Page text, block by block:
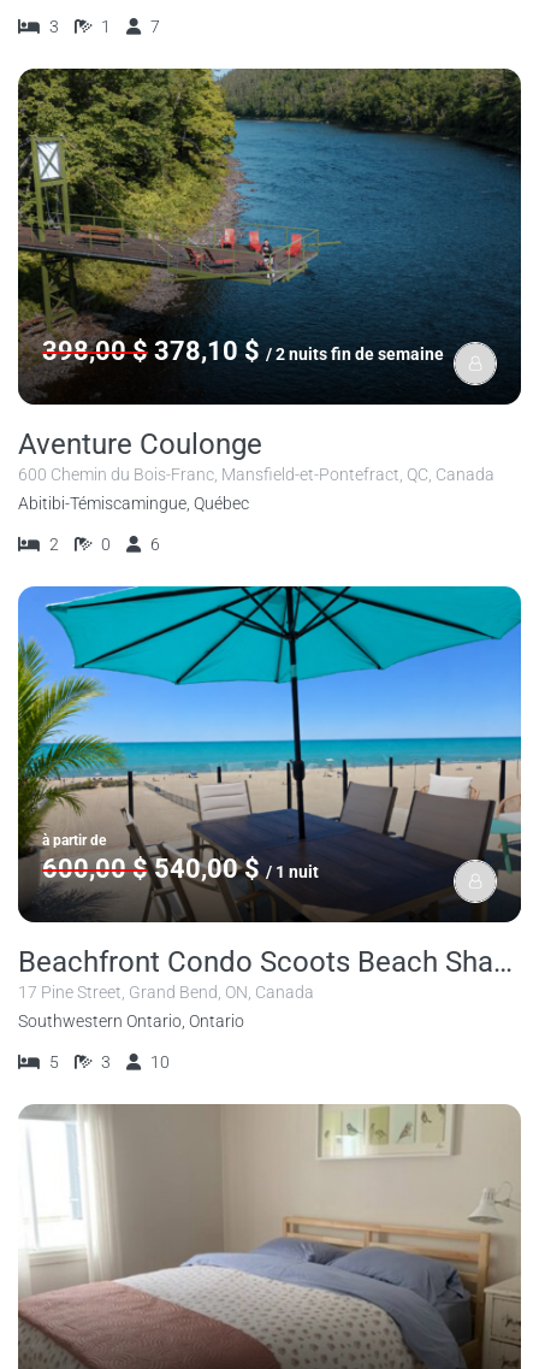
3 1 7
398,00 $ 378,10 $ / 2 nuits fin de semaine
Aventure Coulonge
600 Chemin du Bois-Franc, Mansfield-et-Pontefract, QC, Canada
Abitibi-Témiscamingue, Québec
2 0 6
à partir de
600,00 $ 540,00 $ / 1 nuit
Beachfront Condo Scoots Beach Shack 5 Bedroom
17 Pine Street, Grand Bend, ON, Canada
Southwestern Ontario, Ontario
5 3 10